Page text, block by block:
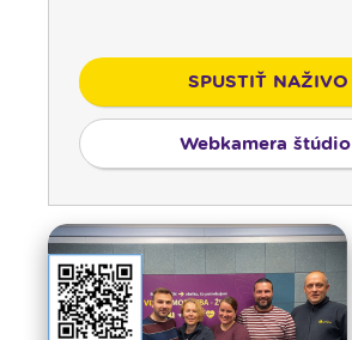
SPUSTIŤ NAŽIVO
Webkamera štúdio
00:00 Predel do nového dňa
00:01
Vitaj doma, rodina! - repríza
01:00
Karmel - repríza
02:30
Slovo povzbudenia - repríza